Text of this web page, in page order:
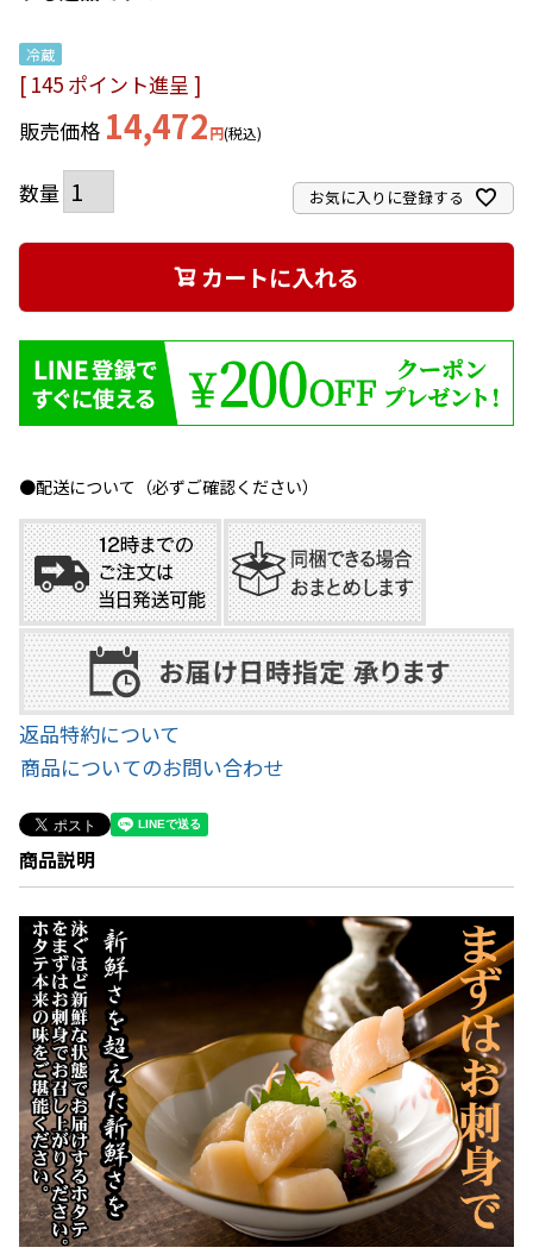
冷蔵
[ 145 ポイント進呈 ]
販売価格 14,472 税込
お気に入りに登録する
カートに入れる
●配送について（必ずご確認ください）
返品特約について
商品についてのお問い合わせ
商品説明